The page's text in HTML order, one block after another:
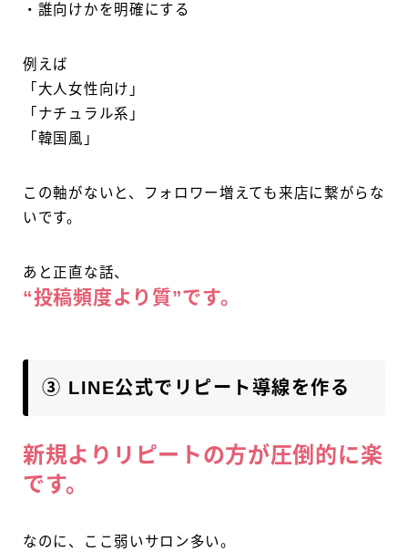
・誰向けかを明確にする
例えば
「大人女性向け」
「ナチュラル系」
「韓国風」
この軸がないと、フォロワー増えても来店に繋がらな
いです。
あと正直な話、
“投稿頻度より質”です。
③ LINE公式でリピート導線を作る
新規よりリピートの方が圧倒的に楽
です。
なのに、ここ弱いサロン多い。